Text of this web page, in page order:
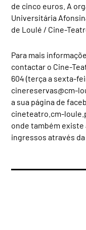
de cinco euros. A
Universitária
de Loulé / Cine-
Para mais
contactar o Cine-
604 (terça a sexta-
cinereservas@cm-
a sua página de
cineteatro.cm-
onde também
ingressos através